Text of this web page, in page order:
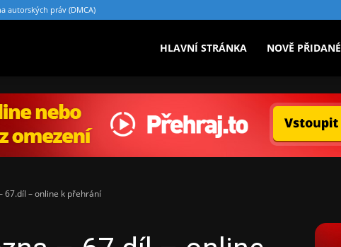
autorských práv (DMCA)
HLAVNÍ STRÁNKA NOVĚ PŘIDANÉ
67.díl – online k přehrání